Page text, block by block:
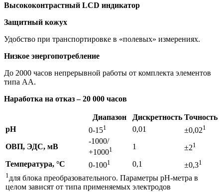
Высококонтрастный LCD индикатор
Защитный кожух
Удобство при транспортировке в «полевых» измерениях.
Низкое энергопотребление
До 2000 часов непрерывной работы от комплекта элементов
типа АА.
Наработка на отказ – 20 000 часов
Диапазон Дискретность Точность
pH
0-151 0,01 ±0,021
ОВП, ЭДС, мВ
-1000/
+10001 1 ±21
Температура, °C 0-1001 0,1 ±0,31
1 для блока преобразовательного. Параметры рН-метра в
целом зависят от типа применяемых электродов